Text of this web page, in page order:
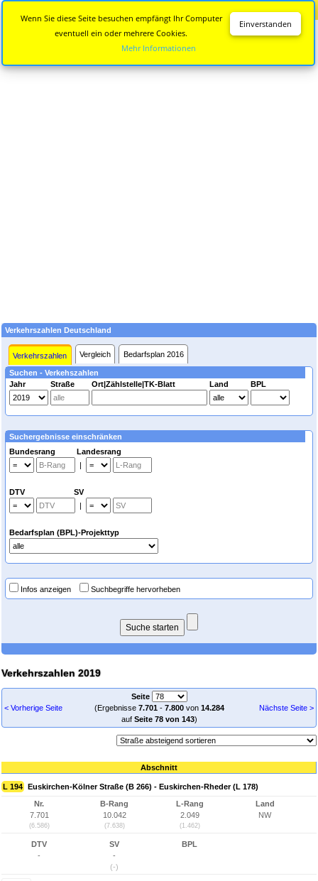
Verkehrszahlen Deutschland
Verkehrszahlen Vergleich Bedarfsplan 2016
Suchen - Verkehszahlen
Jahr
Straße Ort|Zählstelle|TK-Blatt Land BPL
Suchergebnisse einschränken
Bundesrang Landesrang
|
DTV SV
|
Bedarfsplan (BPL)-Projekttyp
Infos anzeigen Suchbegriffe hervorheben
Verkehrszahlen 2019
< Vorherige Seite
Seite
(Ergebnisse 7.701- 7.800von 14.284
auf Seite 78 von 143)
Nächste Seite >
Abschnitt
L 194 Euskirchen-Kölner Straße (B 266) - Euskirchen-Rheder (L 178)
Nr.
7.701
(6.586)
B-Rang
10.042
(7.638)
L-Rang
2.049
(1.462)
Land
NW
DTV
-
SV
-
(-)
BPL
Einverstanden
Wenn Sie diese Seite besuchen empfängt Ihr Computer
eventuell ein oder mehrere Cookies.
Mehr Informationen